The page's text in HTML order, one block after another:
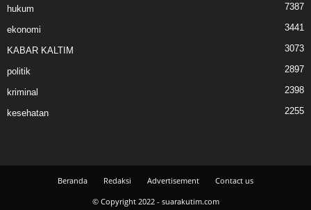
hukum 7387
ekonomi 3441
KABAR KALTIM 3073
politik 2897
kriminal 2398
kesehatan 2255
Beranda Redaksi Advertisement
Contact us
© Copyright 2022 - suarakutim.com